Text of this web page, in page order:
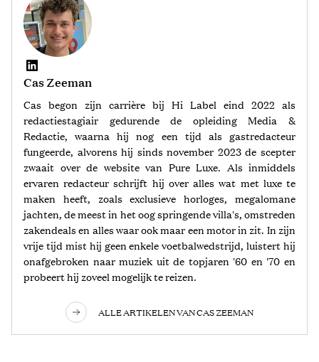
Cas Zeeman
Cas begon zijn carrière bij Hi Label eind 2022 als
redactiestagiair gedurende de opleiding Media &
Redactie, waarna hij nog een tijd als gastredacteur
fungeerde, alvorens hij sinds november 2023 de scepter
zwaait over de website van Pure Luxe. Als inmiddels
ervaren redacteur schrijft hij over alles wat met luxe te
maken heeft, zoals exclusieve horloges, megalomane
jachten, de meest in het oog springende villa's, omstreden
zakendeals en alles waar ook maar een motor in zit. In zijn
vrije tijd mist hij geen enkele voetbalwedstrijd, luistert hij
onafgebroken naar muziek uit de topjaren '60 en '70 en
probeert hij zoveel mogelijk te reizen.
ALLE ARTIKELEN VAN CAS ZEEMAN